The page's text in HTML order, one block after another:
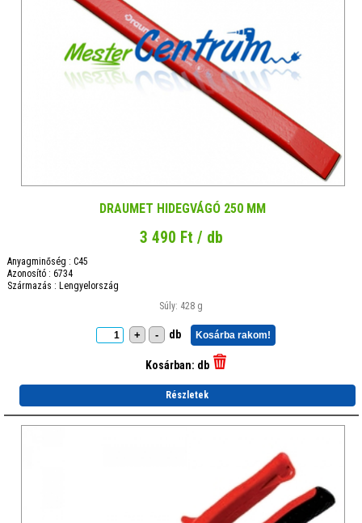
DRAUMET HIDEGVÁGÓ 250 MM
3 490 Ft / db
Anyagminőség : C45
Azonosító : 6734
Származás : Lengyelország
Súly: 428 g
+ - db Kosárba rakom!
Kosárban: db
Részletek